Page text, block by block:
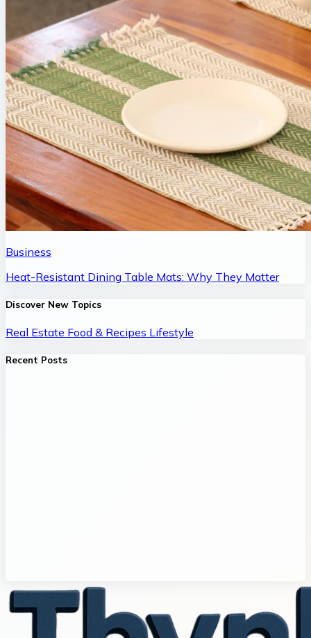
Business
Heat-Resistant Dining Table Mats: Why They Matter
Discover New Topics
Real Estate Food & Recipes Lifestyle
Recent Posts